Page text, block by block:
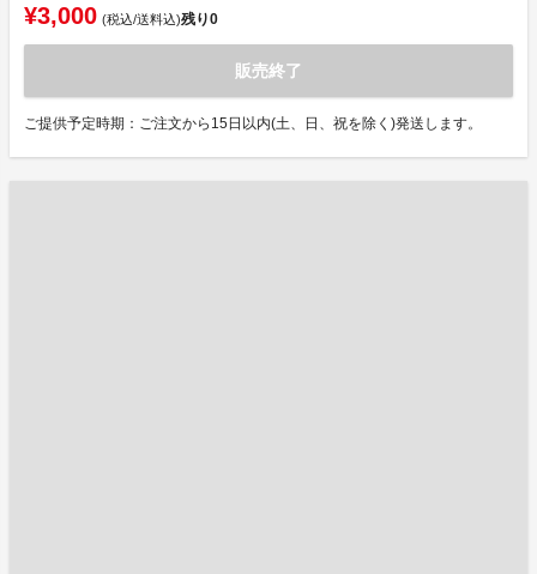
¥3,000 (税込/送料込)残り0
販売終了
ご提供予定時期：ご注文から15日以内(土、日、祝を除く)発送します。